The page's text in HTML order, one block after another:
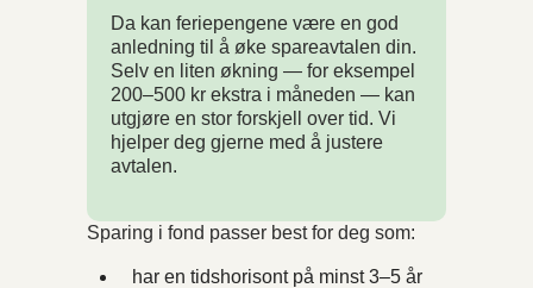
Da kan feriepengene være en god
anledning til å øke spareavtalen din.
Selv en liten økning — for eksempel
200–500 kr ekstra i måneden — kan
utgjøre en stor forskjell over tid. Vi
hjelper deg gjerne med å justere
avtalen.
Sparing i fond passer best for deg som:
har en tidshorisont på minst 3–5 år